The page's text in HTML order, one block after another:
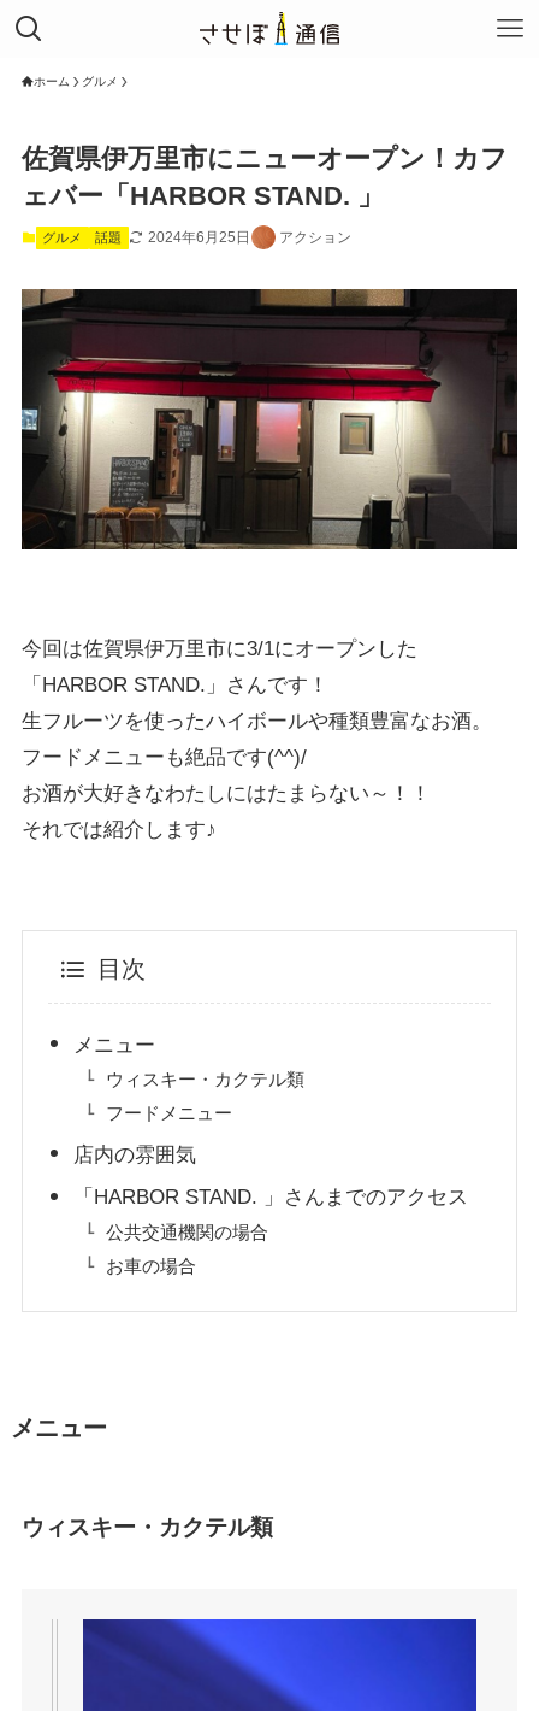
ホーム グルメ
佐賀県伊万里市にニューオープン！カフ
ェバー「HARBOR STAND. 」
グルメ 話題 2024年6月25日 アクション
今回は佐賀県伊万里市に3/1にオープンした
「HARBOR STAND.」さんです！
生フルーツを使ったハイボールや種類豊富なお酒。
フードメニューも絶品です(^^)/
お酒が大好きなわたしにはたまらない～！！
それでは紹介します♪
目次
メニュー
ウィスキー・カクテル類
フードメニュー
店内の雰囲気
「HARBOR STAND. 」さんまでのアクセス
公共交通機関の場合
お車の場合
メニュー
ウィスキー・カクテル類